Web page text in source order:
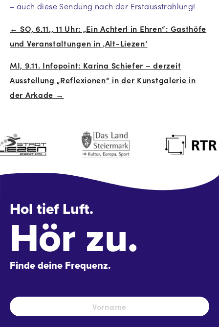
– auch diese Sendung nach der Erstausstrahlung!
Beitrags-
← SO, 6.11., 11 Uhr: „Ein Achterl in Ehren“: Gasthöfe
und Veranstaltungen in ‚Alt-Liezen‘
MI, 9.11. Infopoint: Karina Schiefer – derzeit
Ausstellung „Reflexionen“ in der Kunstgalerie in
der Arkade →
Hol tief Luft.
Hör zu.
Finde deine Frequenz.
Name *